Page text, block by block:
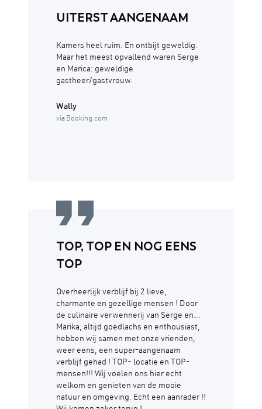
UITERST AANGENAAM
Kamers heel ruim. En ontbijt geweldig.
Maar het meest opvallend waren Serge
en Marica: geweldige
gastheer/gastvrouw.
Wally
via Booking.com
TOP, TOP EN NOG EENS
TOP
Overheerlijk verblijf bij 2 lieve,
charmante en gezellige mensen ! Door
de culinaire verwennerij van Serge en...
Marika, altijd goedlachs en enthousiast,
hebben wij samen met onze vrienden,
weer eens, een super-aangenaam
verblijf gehad ! TOP- locatie en TOP-
mensen!!! Wij voelen ons hier echt
welkom en genieten van de mooie
natuur en omgeving. Echt een aanrader !!